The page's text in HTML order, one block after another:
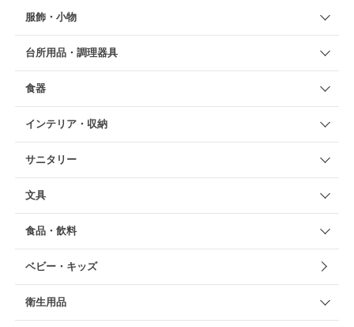
服飾・小物
台所用品・調理器具
食器
インテリア・収納
サニタリー
文具
食品・飲料
ベビー・キッズ
衛生用品